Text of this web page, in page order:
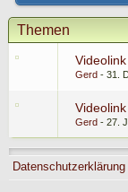
Themen
Gerd 31.
Gerd 27.
Datenschutzerklärung